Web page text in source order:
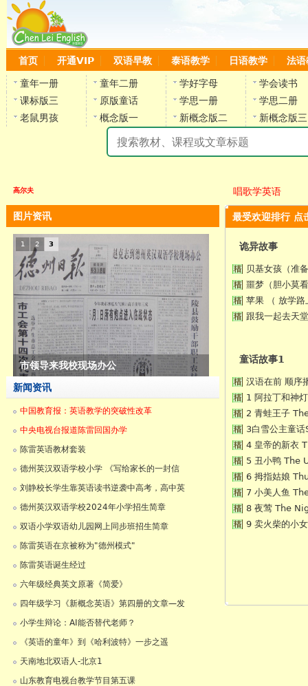
首页 开通VIP 双语早教 泰语教学 日语教学 法语
童年一册 童年二册 学好字母
学会读书
课标版三
原版童话 学思一册
学思二册
老鼠男孩
概念版一 新概念版二 新概念版三
高尔夫 唱歌学英语
图片资讯
陈雷英语在京被称为"德州模式"
1 2 3
新闻资讯
中国教育报：英语教学的突破性改革
中央电视台报道陈雷回国办学
陈雷英语教材套装
德州英汉双语学校小学 《写给家长的一封信
刘静校长学生靠英语读书逆袭中高考，高中英
德州英汉双语学校2024年小学招生简章
双语小学双语幼儿园网上同步班招生简章
陈雷英语在京被称为"德州模式"
陈雷英语诞生经过
六年级经典英文原著《简爱》
四年级学习《新概念英语》第四册的文章—发
小学生辩论：AI能否替代老师？
《英语的童年》到《哈利波特》一步之遥
天南地北双语人-北京1
山东教育电视台教学节目第五课
最受欢迎排行 点
诡异故事
贝基女孩（准
噩梦（胆小莫
苹果 （ 放学路
跟我一起去天
童话故事1
汉语在前 顺序
1 阿拉丁和神
2 青蛙王子
3白雪公主童
4 皇帝的新衣
5 丑小鸭 The
6 拇指姑娘
7 小美人鱼
8 夜莺 The
9 卖火柴的小